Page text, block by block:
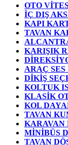
OTO
İÇ DIŞ
KAPI
TAVAN
KARIŞIK
ARAÇ
DİKİŞ
KOLTUK
KLASİK
KOL
TAVAN
KARAVAN
MİNİBÜS
TAVAN